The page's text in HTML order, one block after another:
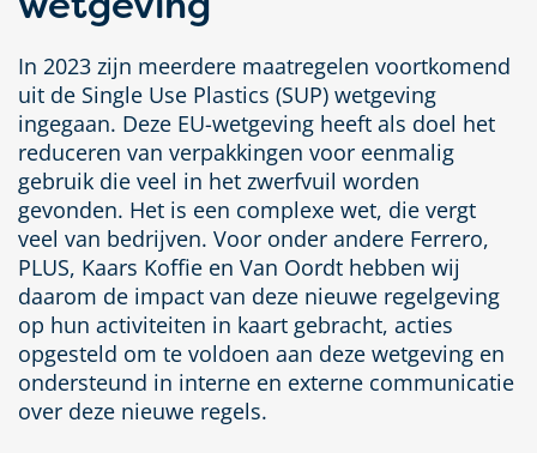
In 2023 zijn meerdere maatregelen voortkomend
uit de Single Use Plastics (SUP) wetgeving
ingegaan. Deze EU-wetgeving heeft als doel het
reduceren van verpakkingen voor eenmalig
gebruik die veel in het zwerfvuil worden
gevonden. Het is een complexe wet, die vergt
veel van bedrijven. Voor onder andere Ferrero,
PLUS, Kaars Koffie en Van Oordt hebben wij
daarom de impact van deze nieuwe regelgeving
op hun activiteiten in kaart gebracht, acties
opgesteld om te voldoen aan deze wetgeving en
ondersteund in interne en externe communicatie
over deze nieuwe regels.